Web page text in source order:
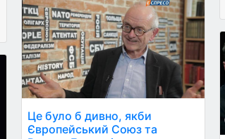
Це було б дивно, якби
Європейський Союз та